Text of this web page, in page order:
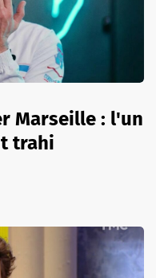
Marseille : l'un
trahi